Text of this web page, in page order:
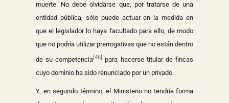
muerte. No debe olvidarse que, por tratarse de una
entidad pública, sólo puede actuar en la medida en
que el legislador lo haya facultado para ello, de modo
que no podría utilizar prerrogativas que no están dentro
de su competencia[46] para hacerse titular de fincas
cuyo dominio ha sido renunciado por un privado.
Y, en segundo término, el Ministerio no tendría forma